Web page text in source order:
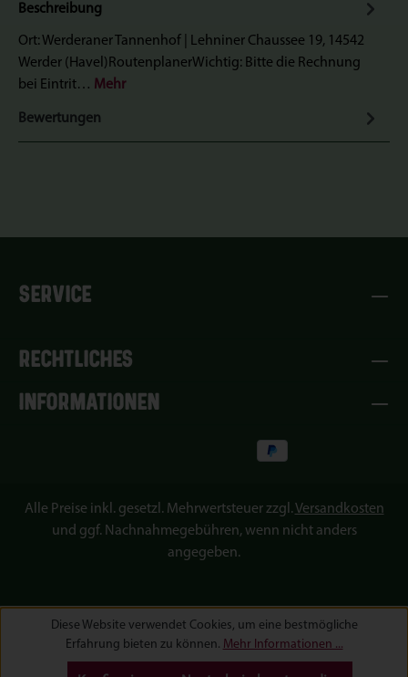
Beschreibung
Ort: Werderaner Tannenhof | Lehniner Chaussee 19, 14542
Werder (Havel)RoutenplanerWichtig: Bitte die Rechnung
bei Eintrit… Mehr
Bewertungen
SERVICE
RECHTLICHES
INFORMATIONEN
Alle Preise inkl. gesetzl. Mehrwertsteuer zzgl. Versandkosten
und ggf. Nachnahmegebühren, wenn nicht anders
angegeben.
Diese Website verwendet Cookies, um eine bestmögliche
Erfahrung bieten zu können. Mehr Informationen ...